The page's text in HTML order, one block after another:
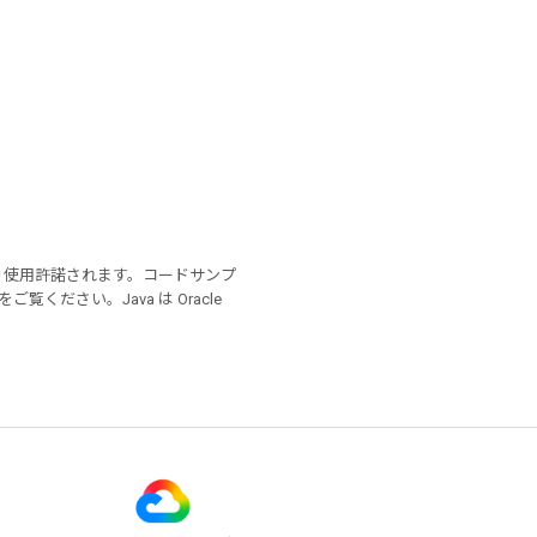
使用許諾されます。コードサンプ
をご覧ください。Java は Oracle